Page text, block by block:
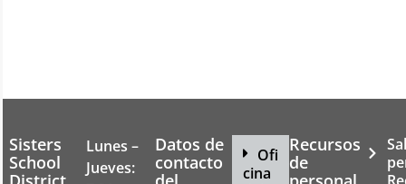
Sisters
School
Lunes –
Jueves:
Datos de
contacto
Ofi
cina
Recursos
de